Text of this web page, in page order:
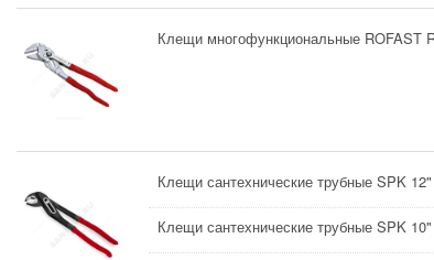
Клещи многофункциональные ROFAST
Клещи сантехнические трубные SPK
Клещи сантехнические трубные SPK